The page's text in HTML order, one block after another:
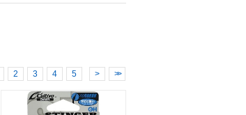
2 3 4 5 > >>